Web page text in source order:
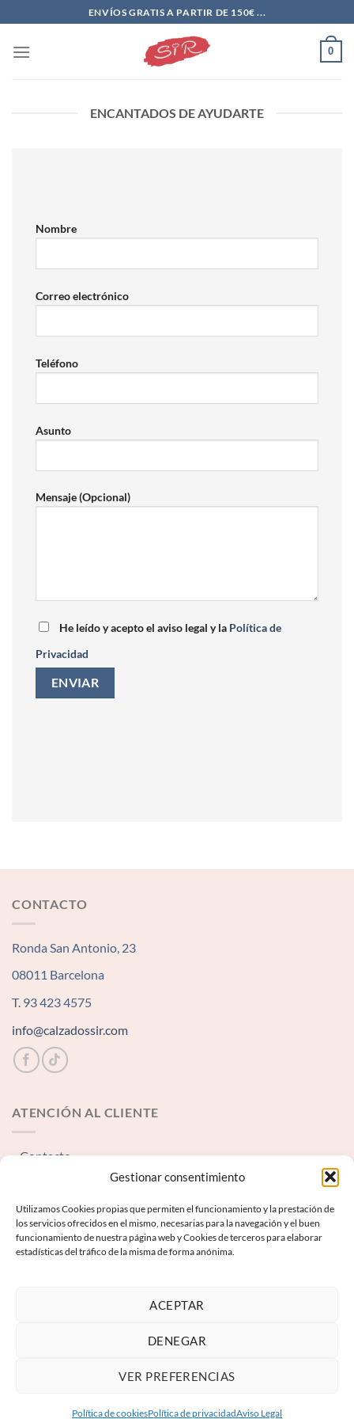
Gestionar consentimiento
Utilizamos Cookies propias que permiten el funcionamiento y la prestación de
los servicios ofrecidos en el mismo, necesarias para la navegación y el buen
funcionamiento de nuestra página web y Cookies de terceros para elaborar
estadísticas del tráfico de la misma de forma anónima.
ACEPTAR
DENEGAR
VER PREFERENCIAS
Política de cookiesPolítica de privacidadAviso Legal
al
contenido
ENVÍOS GRATIS A PARTIR DE 150€ ...
0
ENCANTADOS DE AYUDARTE
Nombre
Correo electrónico
Teléfono
Asunto
Mensaje (Opcional)
He leído y acepto el aviso legal y la Política de
Privacidad
CONTACTO
Ronda San Antonio, 23
08011 Barcelona
T. 93 423 4575
info@calzadossir.com
ATENCIÓN AL CLIENTE
Contacto
INFORMACIÓN LEGAL
Aviso Legal